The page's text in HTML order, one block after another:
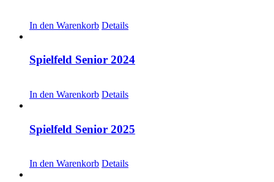
In den Warenkorb Details
Spielfeld Senior 2024
In den Warenkorb Details
Spielfeld Senior 2025
In den Warenkorb Details